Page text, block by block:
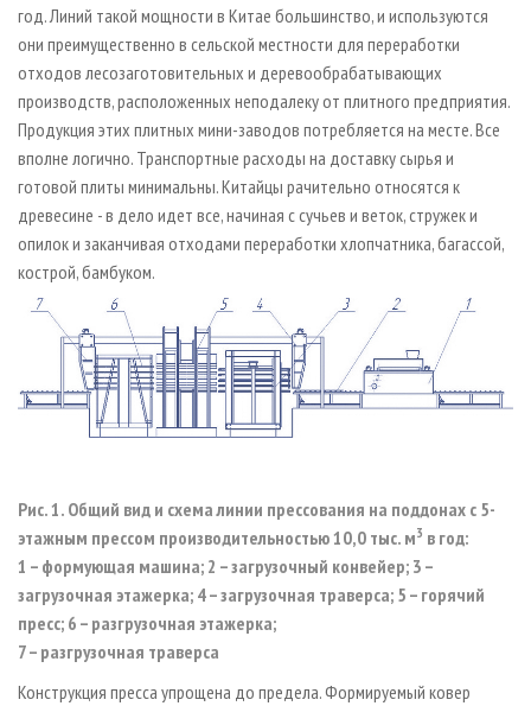
год. Линий такой мощности в Китае большинство, и используются
они преимущественно в сельской местности для переработки
отходов лесозаготовительных и деревообрабатывающих
производств, расположенных неподалеку от плитного предприятия.
Продукция этих плитных мини-заводов потребляется на месте. Все
вполне логично. Транспортные расходы на доставку сырья и
готовой плиты минимальны. Китайцы рачительно относятся к
древесине - в дело идет все, начиная с сучьев и веток, стружек и
опилок и заканчивая отходами переработки хлопчатника, багассой,
кострой, бамбуком.
Рис. 1. Общий вид и схема линии прессования на поддонах с 5-
этажным прессом производительностью 10,0 тыс. м3 в год:
1 – формующая машина; 2 – загрузочный конвейер; 3 –
загрузочная этажерка; 4 – загрузочная траверса; 5 – горячий
пресс; 6 – разгрузочная этажерка;
7 – разгрузочная траверса
Конструкция пресса упрощена до предела. Формируемый ковер